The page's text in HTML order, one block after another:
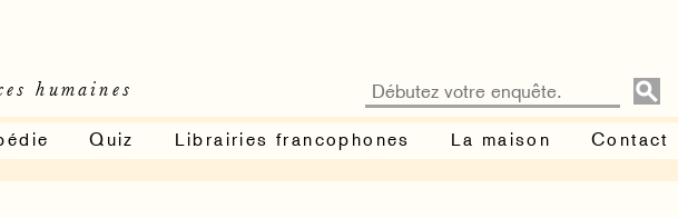
humaines
Quiz Librairies francophones La maison Contact